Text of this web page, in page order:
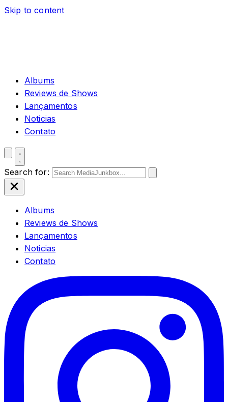
Skip to content
Albums
Reviews de Shows
Lançamentos
Noticias
Contato
Search for:
Albums
Reviews de Shows
Lançamentos
Noticias
Contato